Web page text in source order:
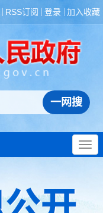
RSS订阅 登录 加入收藏